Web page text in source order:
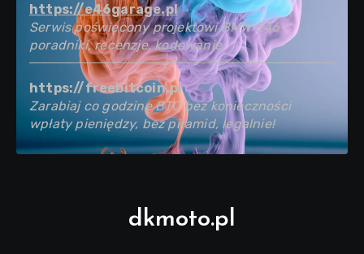
https://e46garage.pl
Serwis poświęcony projektowi BMW E46 -
poradniki, recenzje, kodowanie
https://freebitcoin.pl
Zarabiaj co godzinę BTC bez konieczności
wpłaty pieniędzy, bez piramid, legalnie!
dkmoto.pl